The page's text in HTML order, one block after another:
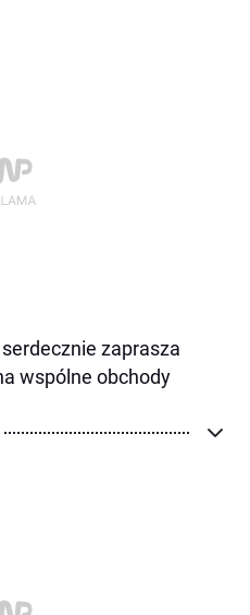
zaprasza
wspólne obchody